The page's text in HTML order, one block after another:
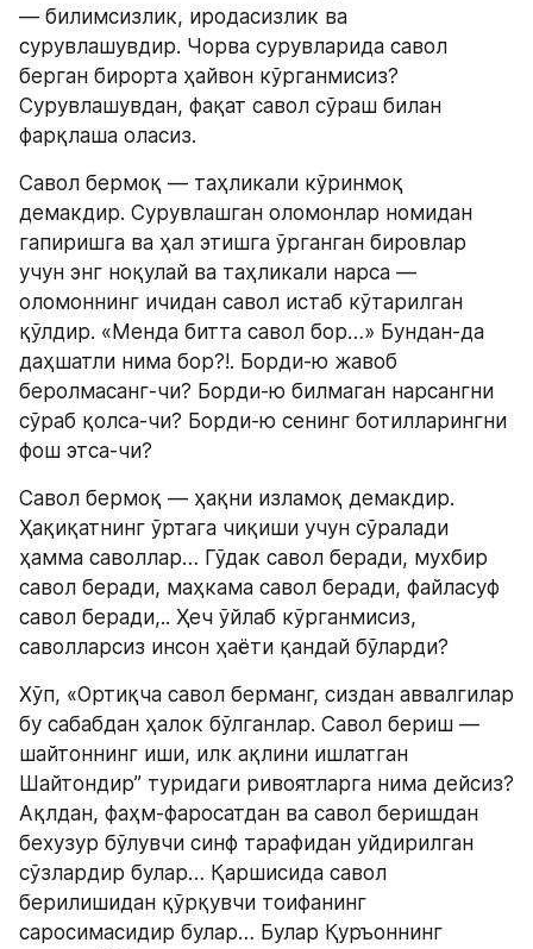
— билимсизлик, иродасизлик ва
сурувлашувдир. Чорва сурувларида савол
берган бирорта ҳайвон кўрганмисиз?
Сурувлашувдан, фақат савол сўраш билан
фарқлаша оласиз.
Савол бермоқ — таҳликали кўринмоқ
демакдир. Сурувлашган оломонлар номидан
гапиришга ва ҳал этишга ўрганган бировлар
учун энг ноқулай ва таҳликали нарса —
оломоннинг ичидан савол истаб кўтарилган
қўлдир. «Менда битта савол бор…» Бундан-да
даҳшатли нима бор?!. Борди-ю жавоб
беролмасанг-чи? Борди-ю билмаган нарсангни
сўраб қолса-чи? Борди-ю сенинг ботилларингни
фош этса-чи?
Савол бермоқ — ҳақни изламоқ демакдир.
Ҳақиқатнинг ўртага чиқиши учун сўралади
ҳамма саволлар… Гўдак савол беради, мухбир
савол беради, маҳкама савол беради, файласуф
савол беради,.. Ҳеч ўйлаб кўрганмисиз,
саволларсиз инсон ҳаёти қандай бўларди?
Хўп, «Ортиқча савол берманг, сиздан аввалгилар
бу сабабдан ҳалок бўлганлар. Савол бериш —
шайтоннинг иши, илк ақлини ишлатган
Шайтондир” туридаги ривоятларга нима дейсиз?
Ақлдан, фаҳм-фаросатдан ва савол беришдан
бехузур бўлувчи синф тарафидан уйдирилган
сўзлардир булар… Қаршисида савол
берилишидан қўрқувчи тоифанинг
саросимасидир булар… Булар Қуръоннинг